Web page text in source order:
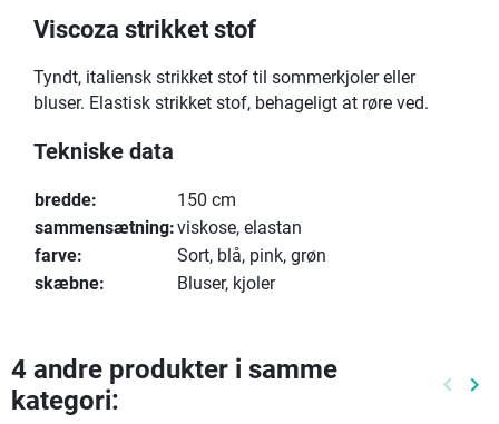
Viscoza strikket stof
Tyndt, italiensk strikket stof til sommerkjoler eller
bluser. Elastisk strikket stof, behageligt at røre ved.
Tekniske data
bredde:
150 cm
sammensætning:viskose, elastan
farve:
Sort, blå, pink, grøn
skæbne:
Bluser, kjoler
4 andre produkter i samme
kategori:
keyboard_arrow_left keyboard_arrow_right